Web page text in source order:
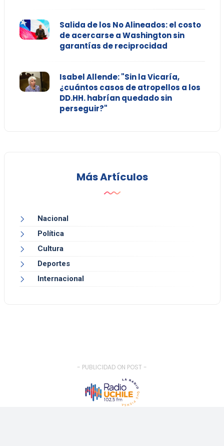
Salida de los No Alineados: el costo
de acercarse a Washington sin
garantías de reciprocidad
Isabel Allende: "Sin la Vicaría,
¿cuántos casos de atropellos a los
DD.HH. habrían quedado sin
perseguir?"
Más Artículos
Nacional
Política
Cultura
Deportes
Internacional
- PUBLICIDAD ON POST -